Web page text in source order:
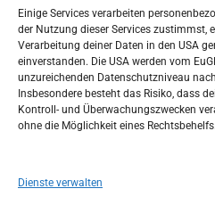
Einige Services verarbeiten
der Nutzung dieser Services zustimmst,
Verarbeitung deiner Daten in den USA
einverstanden. Die USA werden vom
unzureichenden Datenschutzniveau
Insbesondere besteht das Risiko, dass
Kontroll- und Überwachungszwecken
ohne die Möglichkeit eines Rechtsbehelfs.
Dienste verwalten
M D M D
1 2 3
7 8 9 10
22